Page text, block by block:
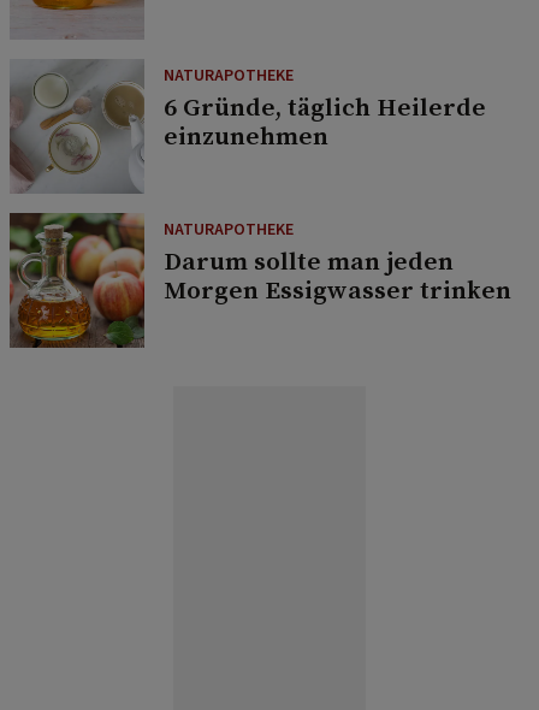
NATURAPOTHEKE
6 Gründe, täglich Heilerde
einzunehmen
NATURAPOTHEKE
Darum sollte man jeden
Morgen Essigwasser trinken